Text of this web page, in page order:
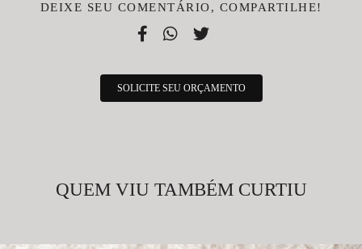
DEIXE SEU COMENTÁRIO, COMPARTILHE!
SOLICITE SEU ORÇAMENTO
QUEM VIU TAMBÉM CURTIU